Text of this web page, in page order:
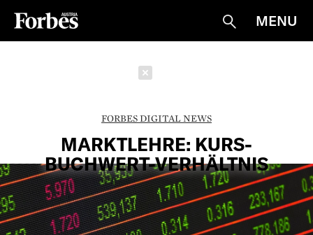
Suche
MENU
FORBES DIGITAL NEWS
MARKTLEHRE: KURS-
BUCHWERT-VERHÄLTNIS